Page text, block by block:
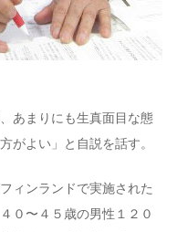
あまりにも生真面目な態
がよい」と自説を話す。
ィンランドで実施された
０〜４５歳の男性１２０